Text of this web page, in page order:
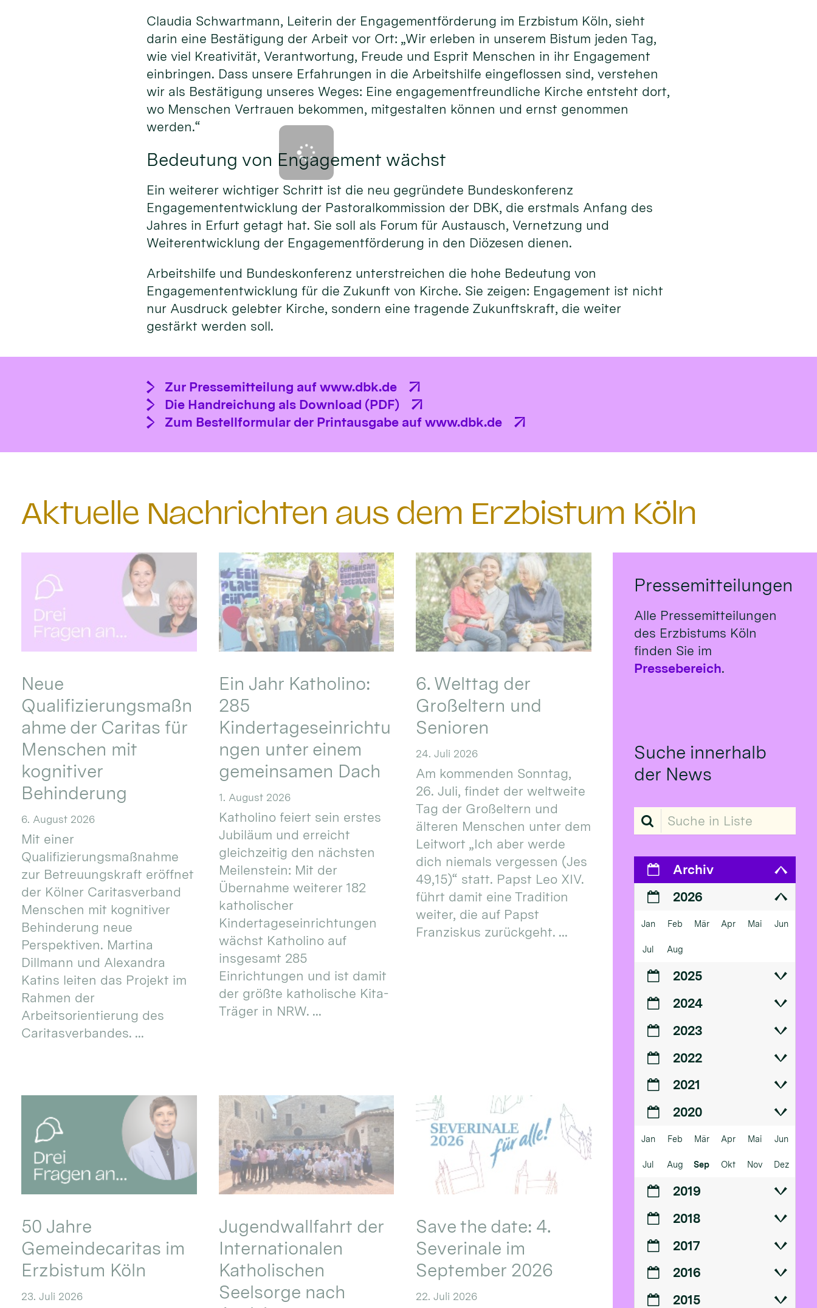
Claudia Schwartmann, Leiterin der Engagementförderung im Erzbistum Köln, sieht
darin eine Bestätigung der Arbeit vor Ort: „Wir erleben in unserem Bistum jeden Tag,
wie viel Kreativität, Verantwortung, Freude und Esprit Menschen in ihr Engagement
einbringen. Dass unsere Erfahrungen in die Arbeitshilfe eingeflossen sind, verstehen
wir als Bestätigung unseres Weges: Eine engagementfreundliche Kirche entsteht dort,
wo Menschen Vertrauen bekommen, mitgestalten können und ernst genommen
werden.“
Bedeutung von Engagement wächst
Ein weiterer wichtiger Schritt ist die neu gegründete Bundeskonferenz
Engagemententwicklung der Pastoralkommission der DBK, die erstmals Anfang des
Jahres in Erfurt getagt hat. Sie soll als Forum für Austausch, Vernetzung und
Weiterentwicklung der Engagementförderung in den Diözesen dienen.
Arbeitshilfe und Bundeskonferenz unterstreichen die hohe Bedeutung von
Engagemententwicklung für die Zukunft von Kirche. Sie zeigen: Engagement ist nicht
nur Ausdruck gelebter Kirche, sondern eine tragende Zukunftskraft, die weiter
gestärkt werden soll.
Zur Pressemitteilung auf www.dbk.de
Die Handreichung als Download (PDF)
Zum Bestellformular der Printausgabe auf www.dbk.de
Aktuelle Nachrichten aus dem Erzbistum Köln
Neue
Qualifizierungsmaßn
ahme der Caritas für
Menschen mit
kognitiver
Behinderung
6. August 2026
Mit einer
Qualifizierungsmaßnahme
zur Betreuungskraft eröffnet
der Kölner Caritasverband
Menschen mit kognitiver
Behinderung neue
Perspektiven. Martina
Dillmann und Alexandra
Katins leiten das Projekt im
Rahmen der
Arbeitsorientierung des
Caritasverbandes. ...
Ein Jahr Katholino:
285
Kindertageseinrichtu
ngen unter einem
gemeinsamen Dach
1. August 2026
Katholino feiert sein erstes
Jubiläum und erreicht
gleichzeitig den nächsten
Meilenstein: Mit der
Übernahme weiterer 182
katholischer
Kindertageseinrichtungen
wächst Katholino auf
insgesamt 285
Einrichtungen und ist damit
der größte katholische Kita-
Träger in NRW. ...
6. Welttag der
Großeltern und
Senioren
24. Juli 2026
Am kommenden Sonntag,
26. Juli, findet der weltweite
Tag der Großeltern und
älteren Menschen unter dem
Leitwort „Ich aber werde
dich niemals vergessen (Jes
49,15)“ statt. Papst Leo XIV.
führt damit eine Tradition
weiter, die auf Papst
Franziskus zurückgeht. ...
50 Jahre
Gemeindecaritas im
Erzbistum Köln
23. Juli 2026
Jugendwallfahrt der
Internationalen
Katholischen
Seelsorge nach
Save the date: 4.
Severinale im
September 2026
22. Juli 2026
Pressemitteilungen
Alle Pressemitteilungen
des Erzbistums Köln
finden Sie im
Pressebereich.
Suche innerhalb
der News
Suche in Liste
Archiv
2026
Jan Feb Mär Apr Mai Jun
Jul Aug
2025
2024
2023
2022
2021
2020
Jan Feb Mär Apr Mai Jun
Jul Aug Sep Okt Nov Dez
2019
2018
2017
2016
2015